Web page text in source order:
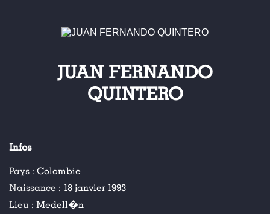
JUAN FERNANDO
QUINTERO
Infos
Pays : Colombie
Naissance : 18 janvier 1993
Lieu : Medell�n